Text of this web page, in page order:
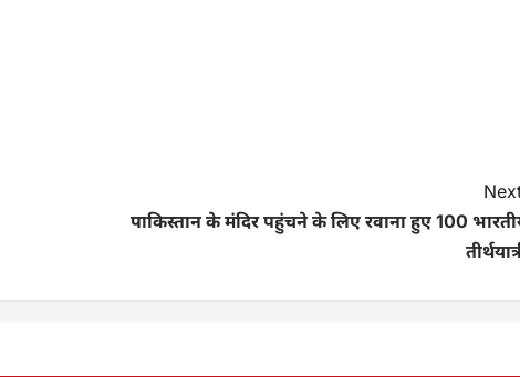
पाकिस्तान के मंदिर पहुंचने के लिए रवाना हुए 100